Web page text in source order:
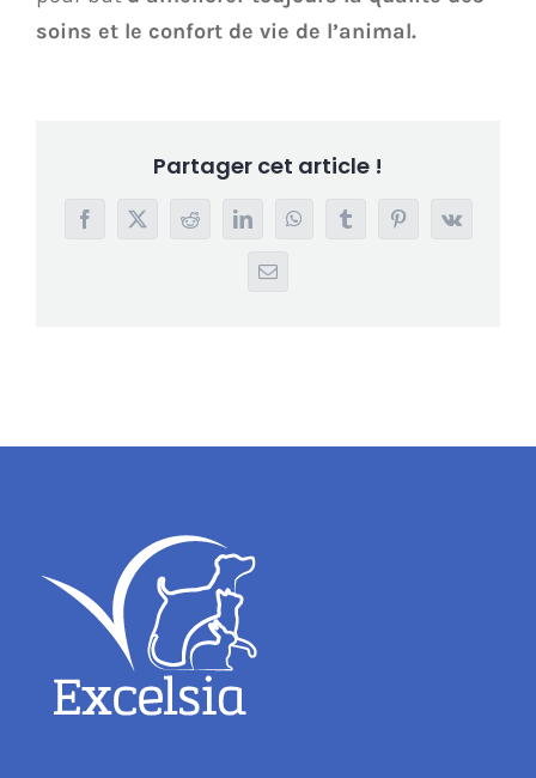
soins et le confort de vie de l’animal.
Partager cet article !
Facebook
X RedditLinkedInWhatsAppTumblrPinterest
Vk
Email